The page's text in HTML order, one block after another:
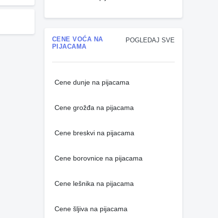
POGLEDAJ SVE
CENE VOĆA NA
PIJACAMA
Cene dunje na pijacama
Cene grožđa na pijacama
Cene breskvi na pijacama
Cene borovnice na pijacama
Cene lešnika na pijacama
Cene šljiva na pijacama